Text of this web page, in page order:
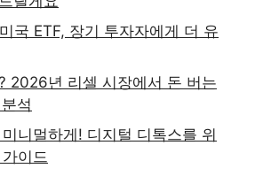
국 ETF, 장기 투자자에게 더 유
2026년 리셀 시장에서 돈 버는
석
니멀하게! 디지털 디톡스를 위
이드